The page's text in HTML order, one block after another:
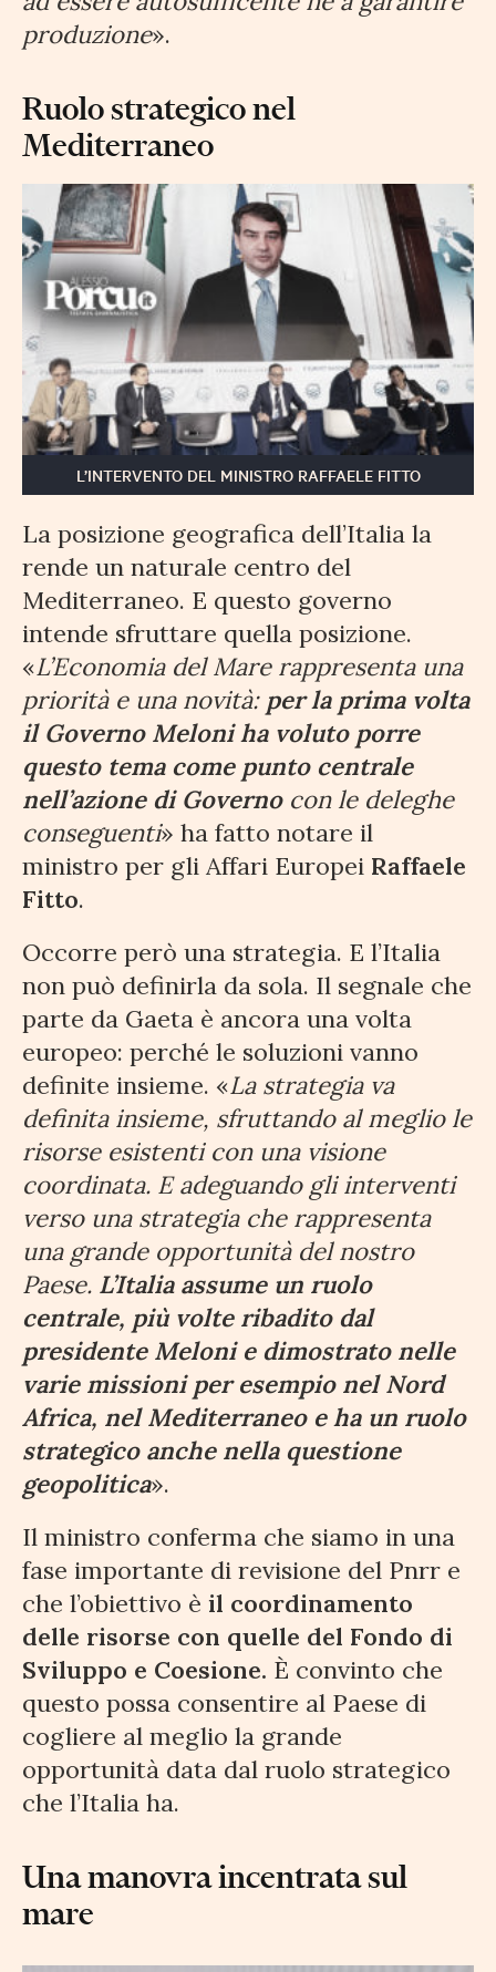
produzione».
Ruolo strategico nel
Mediterraneo
L’INTERVENTO DEL MINISTRO RAFFAELE FITTO
La posizione geografica dell’Italia la
rende un naturale centro del
Mediterraneo. E questo governo
intende sfruttare quella posizione.
«L’Economia del Mare rappresenta una
priorità e una novità: per la prima volta
il Governo Meloni ha voluto porre
questo tema come punto centrale
nell’azione di Governocon le deleghe
conseguenti» ha fatto notare il
ministro per gli Affari Europei Raffaele
Fitto.
Occorre però una strategia. E l’Italia
non può definirla da sola. Il segnale che
parte da Gaeta è ancora una volta
europeo: perché le soluzioni vanno
definite insieme. «La strategia va
definita insieme, sfruttando al meglio le
risorse esistenti con una visione
coordinata. E adeguando gli interventi
verso una strategia che rappresenta
una grande opportunità del nostro
Paese. L’Italia assume un ruolo
centrale, più volte ribadito dal
presidente Meloni e dimostrato nelle
varie missioni per esempio nel Nord
Africa, nel Mediterraneo e ha un ruolo
strategico anche nella questione
geopolitica».
Il ministro conferma che siamo in una
fase importante di revisione del Pnrr e
che l’obiettivo è il coordinamento
delle risorse con quelle del Fondo di
Sviluppo e Coesione. È convinto che
questo possa consentire al Paese di
cogliere al meglio la grande
opportunità data dal ruolo strategico
che l’Italia ha.
Una manovra incentrata sul
mare